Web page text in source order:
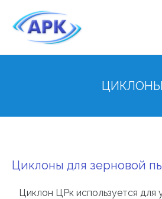
ЦИКЛОНЫ
Циклоны для зерновой
Циклон ЦРк используется для